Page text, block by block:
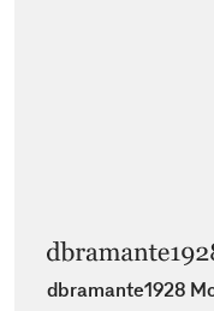
dbramante1928